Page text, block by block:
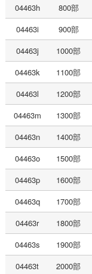
04463h
800部
04463i
900部
04463j
1000部
04463k
1100部
04463l
1200部
04463m
1300部
04463n
1400部
04463o
1500部
04463p
1600部
04463q
1700部
04463r
1800部
04463s
1900部
04463t
2000部